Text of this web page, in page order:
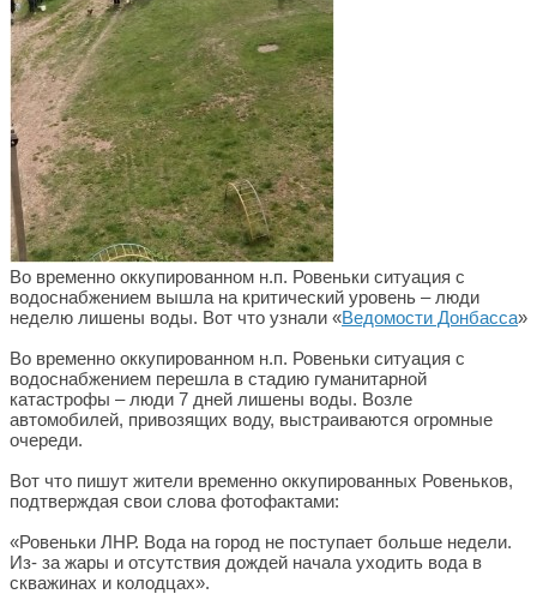
Во временно оккупированном н.п. Ровеньки ситуация с
водоснабжением вышла на критический уровень – люди
неделю лишены воды. Вот что узнали «Ведомости Донбасса»
Во временно оккупированном н.п. Ровеньки ситуация с
водоснабжением перешла в стадию гуманитарной
катастрофы – люди 7 дней лишены воды. Возле
автомобилей, привозящих воду, выстраиваются огромные
очереди.
Вот что пишут жители временно оккупированных Ровеньков,
подтверждая свои слова фотофактами:
«Ровеньки ЛНР. Вода на город не поступает больше недели.
Из- за жары и отсутствия дождей начала уходить вода в
скважинах и колодцах».